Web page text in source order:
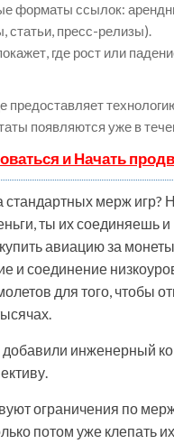
форматы ссылок:
статьи, пресс-релизы).
где рост или
предоставляет
появляются уже в
и Начать
стандартных мерж игр?
ты их
купить авиацию за
и соединение
для того, чтобы
инженерный
ограничения по
потом уже клепать